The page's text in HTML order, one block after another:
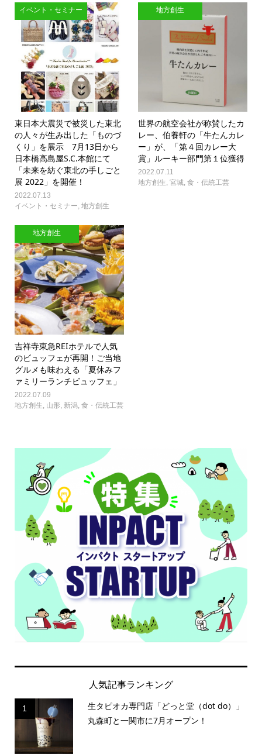
イベント・セミナー
東日本大震災で被災した東北
の人々が生み出した「ものづ
くり」を展示 7月13日から
日本橋高島屋S.C.本館にて
「未来を紡ぐ東北の手しごと
展 2022」を開催！
2022.07.13
イベント・セミナー, 地方創生
地方創生
世界の航空会社が称賛したカ
レー、伯養軒の「牛たんカレ
ー」が、「第４回カレー大
賞」ルーキー部門第１位獲得
2022.07.11
地方創生,宮城,食・伝統工芸
地方創生
吉祥寺東急REIホテルで人気
のビュッフェが再開！ご当地
グルメも味わえる「夏休みフ
ァミリーランチビュッフェ」
2022.07.09
地方創生 山形, 新潟, 食・伝統工芸
人気記事ランキング
1
生タピオカ専門店「どっと堂（dot do）」
丸森町と一関市に7月オープン！